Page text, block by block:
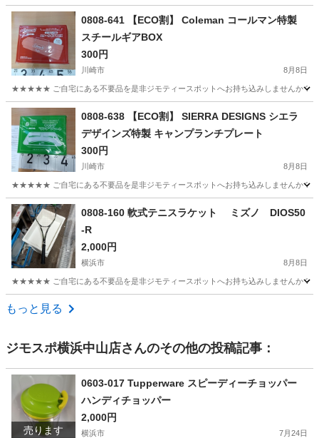
神奈川 横浜市 Kawasaki
0808-641 【ECO割】 Coleman コールマン特製
スチールギアBOX
300円
川崎市 8月8日
★★★★★ ご自宅にある不要品を是非ジモティースポットへお持ち込みしませんか？
神奈川 川崎市 Coleman
0808-638 【ECO割】 SIERRA DESIGNS シエラ
デザインズ特製 キャンプランチプレート
300円
川崎市 8月8日
★★★★★ ご自宅にある不要品を是非ジモティースポットへお持ち込みしませんか？
神奈川 川崎市 現地
0808-160 軟式テニスラケット ミズノ DIOS50
-R
2,000円
横浜市 8月8日
★★★★★ ご自宅にある不要品を是非ジモティースポットへお持ち込みしませんか？
神奈川 横浜市
もっと見る
ジモスポ横浜中山店さんのその他の投稿記事：
売ります
0603-017 Tupperware スピーディーチョッパー
ハンディチョッパー
2,000円
横浜市 7月24日